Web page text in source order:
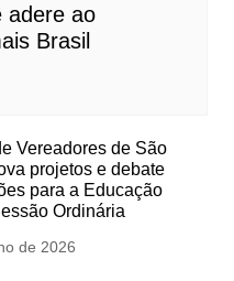
adere ao
Brasil
Vereadores de São
projetos e debate
para a Educação
Ordinária
de 2026